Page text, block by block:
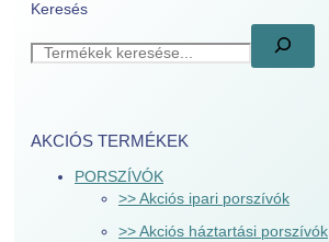
Keresés
AKCIÓS TERMÉKEK
PORSZÍVÓK
>> Akciós ipari porszívók
>> Akciós háztartási porszívók